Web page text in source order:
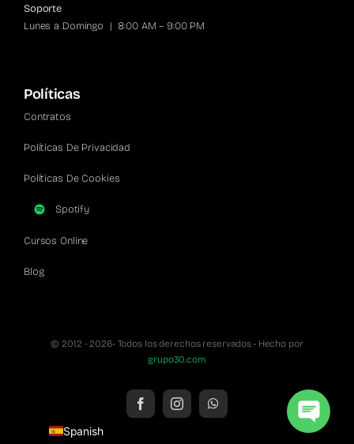
Soporte
Lunes a Domingo | 8:00 AM – 9:00 PM
Políticas
Contratos
Políticas De Privacidad
Políticas De Cookies
Spotify
Cursos Online
Blog
© 2012 - 2026• Todos los derechos reservados • Hecho por
grupo30.com
Spanish